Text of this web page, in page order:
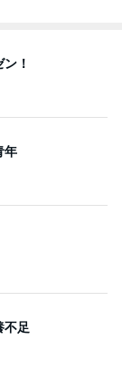
！
年
不足